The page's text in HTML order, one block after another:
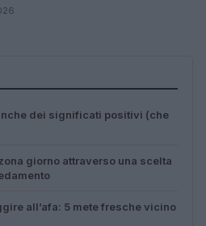
dei significati positivi (che
giorno attraverso una scelta
all’afa: 5 mete fresche vicino